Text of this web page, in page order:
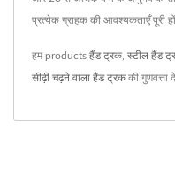
प्रत्येक ग्राहक की आवश्यकताएँ पूरी
हम products हैंड ट्रक स्टील हैंड
सीढ़ी चढ़ने वाला हैंड ट्रक की